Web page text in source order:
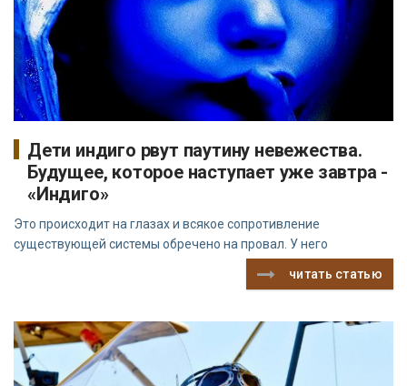
Дети индиго рвут паутину невежества.
Будущее, которое наступает уже завтра -
«Индиго»
Это происходит на глазах и всякое сопротивление
существующей системы обречено на провал. У него
читать статью